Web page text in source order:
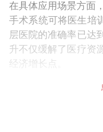
在具体应用场景方面
手术系统可将医生培
层医院的准确率已达
升不仅缓解了医疗资
经济增长点。